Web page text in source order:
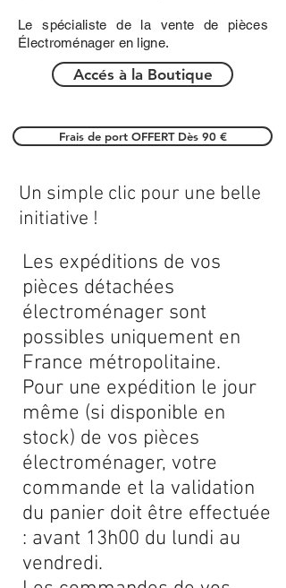
Le spécialiste de la vente de pièces
Électroménager en ligne.
Accés à la Boutique
Frais de port OFFERT Dès 90 €
Les expéditions de vos
pièces détachées
électroménager sont
possibles uniquement en
France métropolitaine.
Pour une expédition le jour
même (si disponible en
stock) de vos pièces
électroménager, votre
commande et la validation
du panier doit être effectuée
: avant 13h00 du lundi au
vendredi.
Un simple clic pour une belle
initiative !